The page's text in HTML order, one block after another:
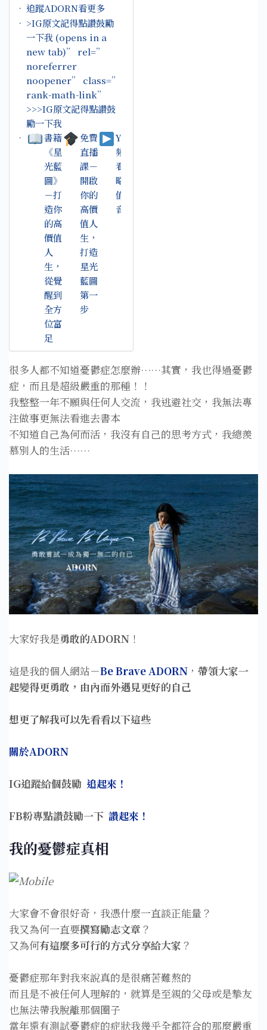
追蹤ADORN看更多
>IG原文記得點讚鼓勵
一下我 (opens in a
new tab)” rel=”
noreferrer
noopener” class=”
rank-math-link”
>>>IG原文記得點讚鼓
勵一下我
書籍
《星
光藍
圖》
－打
造你
的高
價值
人
生，
從覺
醒到
全方
位富
足
免費
直播
課－
開啟
你的
高價
值人
生，
打造
星光
藍圖
第一
步
YouTube
頻道－收
看品牌策
略與高價
值人生影
音內容
很多人都不知道憂鬱症怎麼辦……其實，我也得過憂鬱
症⁣，而且是超級嚴重的那種！！
我整整一年不願與任何人交流，我逃避社交，我無法專
注做事更無法看進去書本⁣
不知道自己為何而活，我沒有自己的思考方式，我總羨
慕別人的生活⁣……
大家好我是勇敢的ADORN ！
這是我的個人網站－Be Brave ADORN ， 帶領大家一
起變得更勇敢，由內而外遇見更好的自己
想更了解我可以先看看以下這些
關於ADORN
IG追蹤給個鼓勵 追起來！
FB粉專點讚鼓勵一下 讚起來！
我的憂鬱症真相
大家會不會很好奇，我憑什麼一直談正能量？⁣
我又為何一直要撰寫勵志文章 ？⁣
又為何有這麼多可行的方式分享給大家 ？
憂鬱症那年對我來說真的是很痛苦難熬的
而且是不被任何人理解的，就算是至親的父母或是摯友
也無法帶我脫離那個圈子⁣
當年還有測試憂鬱症的症狀我幾乎全都符合的那麼嚴重